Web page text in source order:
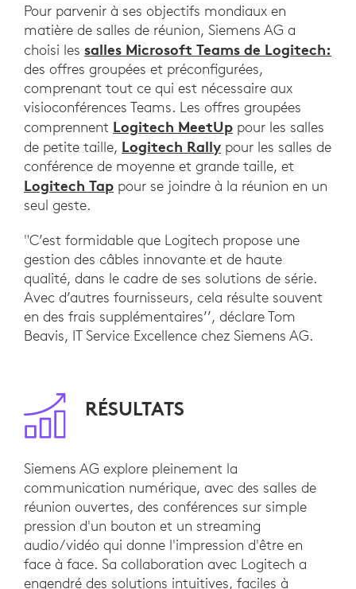
Pour parvenir à ses objectifs mondiaux en
matière de salles de réunion, Siemens AG a
choisi les salles Microsoft Teams de Logitech:
des offres groupées et préconfigurées,
comprenant tout ce qui est nécessaire aux
visioconférences Teams. Les offres groupées
comprennent Logitech MeetUp pour les salles
de petite taille, Logitech Rally pour les salles de
conférence de moyenne et grande taille, et
Logitech Tap pour se joindre à la réunion en un
seul geste.
"C’est formidable que Logitech propose une
gestion des câbles innovante et de haute
qualité, dans le cadre de ses solutions de série.
Avec d’autres fournisseurs, cela résulte souvent
en des frais supplémentaires’’, déclare Tom
Beavis, IT Service Excellence chez Siemens AG.
RÉSULTATS
Siemens AG explore pleinement la
communication numérique, avec des salles de
réunion ouvertes, des conférences sur simple
pression d'un bouton et un streaming
audio/vidéo qui donne l'impression d'être en
face à face. Sa collaboration avec Logitech a
engendré des solutions intuitives, faciles à